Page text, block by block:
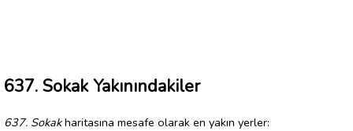
637. Sokak Yakınındakiler
637. Sokakharitasına mesafe olarak en yakın yerler: